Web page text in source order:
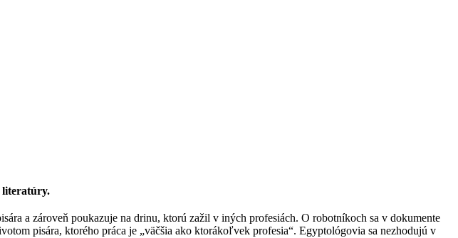
literatúry.
a zároveň poukazuje na drinu, ktorú zažil v iných profesiách. O robotníkoch sa v dokumente
pisára, ktorého práca je „väčšia ako ktorákoľvek profesia“. Egyptológovia sa nezhodujú v